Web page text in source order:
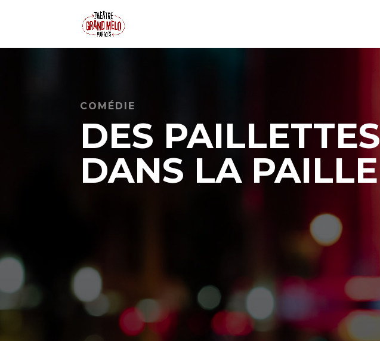
COMÉDIE
DES PAILLETTES
DANS LA PAILLE